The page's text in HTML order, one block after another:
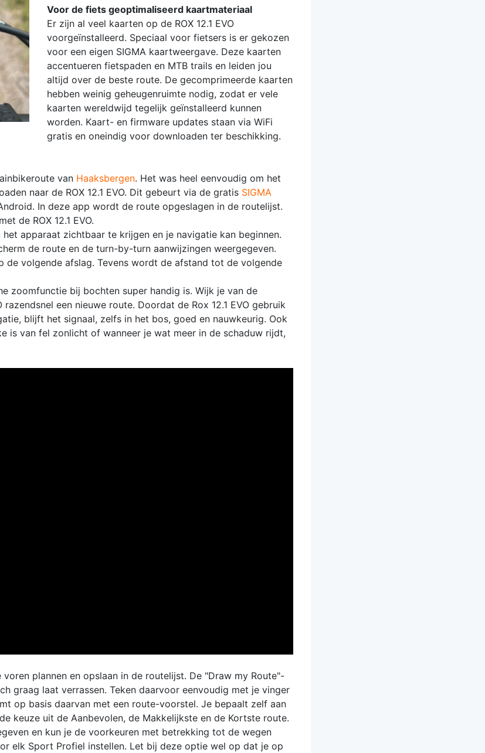
Voor de fiets geoptimaliseerd kaartmateriaal
Er zijn al veel kaarten op de ROX 12.1 EVO
voorgeïnstalleerd. Speciaal voor fietsers is er gekozen
voor een eigen SIGMA kaartweergave. Deze kaarten
accentueren fietspaden en MTB trails en leiden jou
altijd over de beste route. De gecomprimeerde kaarten
hebben weinig geheugenruimte nodig, zodat er vele
kaarten wereldwijd tegelijk geïnstalleerd kunnen
worden. Kaart- en firmware updates staan via WiFi
gratis en oneindig voor downloaden ter beschikking.
van Haaksbergen. Het was heel eenvoudig om het
naar de ROX 12.1 EVO. Dit gebeurt via de gratis SIGMA
In deze app wordt de route opgeslagen in de routelijst.
de ROX 12.1 EVO.
apparaat zichtbaar te krijgen en je navigatie kan beginnen.
de route en de turn-by-turn aanwijzingen weergegeven.
de volgende afslag. Tevens wordt de afstand tot de volgende
zoomfunctie bij bochten super handig is. Wijk je van de
een nieuwe route. Doordat de Rox 12.1 EVO gebruik
blijft het signaal, zelfs in het bos, goed en nauwkeurig. Ook
is van fel zonlicht of wanneer je wat meer in de schaduw rijdt,
voren plannen en opslaan in de routelijst. De "Draw my Route"-
graag laat verrassen. Teken daarvoor eenvoudig met je vinger
op basis daarvan met een route-voorstel. Je bepaalt zelf aan
keuze uit de Aanbevolen, de Makkelijkste en de Kortste route.
en kun je de voorkeuren met betrekking tot de wegen
elk Sport Profiel instellen. Let bij deze optie wel op dat je op